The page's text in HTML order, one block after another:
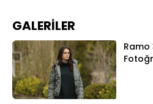
GALERİLER
Ramo